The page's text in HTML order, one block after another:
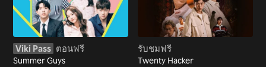
Viki Pass ตอนฟรี
Summer Guys
รับชมฟรี
Twenty Hacker